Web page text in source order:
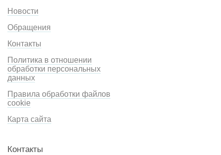
Новости
Обращения
Контакты
Политика в отношении
обработки персональных
данных
Правила обработки файлов
cookie
Карта сайта
Контакты